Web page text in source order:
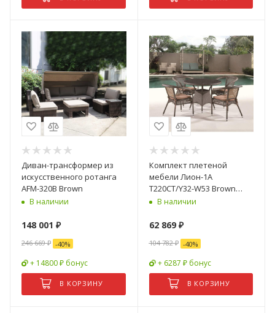
Диван-трансформер из
искусственного ротанга
AFM-320B Brown
В наличии
148 001 ₽
246 669₽ -40%
+ 14800 ₽ бонус
В КОРЗИНУ
Комплект плетеной
мебели Лион-1A
T220CT/Y32-W53 Brown
4Pcs (4+1)
В наличии
62 869₽
104 782₽ -40%
+ 6287 ₽ бонус
В КОРЗИНУ